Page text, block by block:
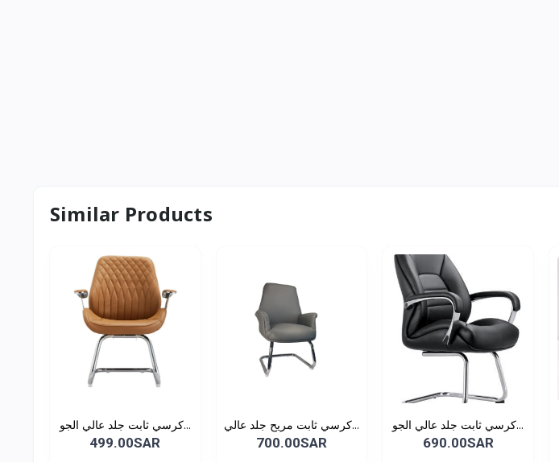
Similar Products
كرسي ثابت جلد عالي الجو...
499.00SAR
كرسي ثابت مريح جلد عالي...
700.00SAR
كرسي ثابت جلد عالي الجو...
690.00SAR